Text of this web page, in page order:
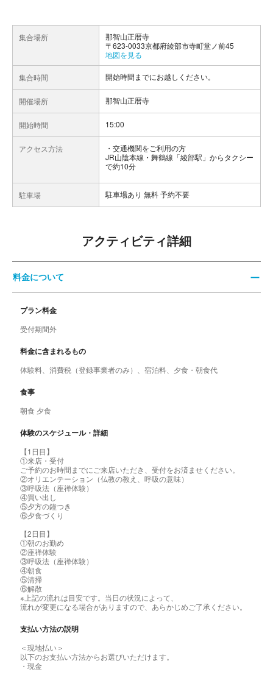
集合場所
那智山正暦寺
〒623-0033京都府綾部市寺町堂ノ前45
地図を見る
集合時間 開始時間までにお越しください。
開催場所 那智山正暦寺
開始時間 15:00
アクセス方法
交通機関をご利用の方
JR山陰本線・舞鶴線「綾部駅」からタクシー
で約10分
駐車場 駐車場あり 無料 予約不要
アクティビティ詳細
料金について
プラン料金
受付期間外
料金に含まれるもの
体験料、消費税（登録事業者のみ）、宿泊料、夕食・朝食代
食事
朝食 夕食
体験のスケジュール・詳細
【1日目】
①来店・受付
ご予約のお時間までにご来店いただき、受付をお済ませください。
②オリエンテーション（仏教の教え、呼吸の意味）
③呼吸法（座禅体験）
④買い出し
⑤夕方の鐘つき
⑥夕食づくり
【2日目】
①朝のお勤め
②座禅体験
③呼吸法（座禅体験）
④朝食
⑤清掃
⑥解散
※上記の流れは目安です。当日の状況によって、
流れが変更になる場合がありますので、あらかじめご了承ください。
支払い方法の説明
＜現地払い＞
以下のお支払い方法からお選びいただけます。
・現金